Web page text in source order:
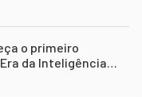
o primeiro
da Inteligência